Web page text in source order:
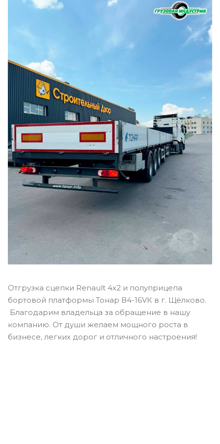
Отгрузка сцепки Renault 4x2 и полуприцепа
бортовой платформы Тонар В4-16VК в г. Щёлково.
Благодарим владельца за обращение в нашу
компанию. От души желаем мощного роста в
бизнесе, легких дорог и отличного настроения!